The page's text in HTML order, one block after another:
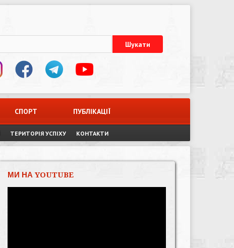
СПОРТ ПУБЛІКАЦІЇ
ТЕРИТОРІЯ УСПІХУ КОНТАКТИ
МИ НА YOUTUBE